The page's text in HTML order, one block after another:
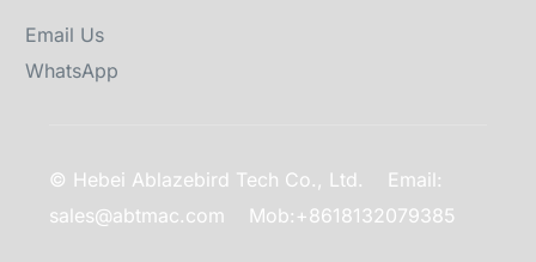
Email Us
WhatsApp
© Hebei Ablazebird Tech Co., Ltd.
Email:
sales@abtmac.com
Mob:+8618132079385